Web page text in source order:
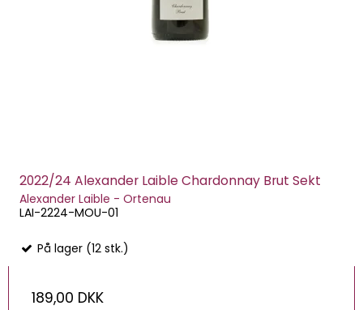
2022/24 Alexander Laible Chardonnay Brut Sekt
Alexander Laible - Ortenau
LAI-2224-MOU-01
På lager (12 stk.)
189,00 DKK